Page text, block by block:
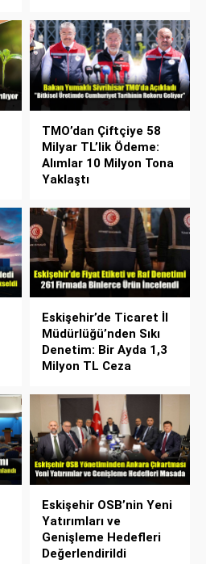
TMO’dan Çiftçiye 58
Milyar TL’lik Ödeme:
Alımlar 10 Milyon Tona
Yaklaştı
Eskişehir’de Ticaret İl
Müdürlüğü’nden Sıkı
Denetim: Bir Ayda 1,3
Milyon TL Ceza
Eskişehir OSB’nin Yeni
Yatırımları ve
Genişleme Hedefleri
Değerlendirildi